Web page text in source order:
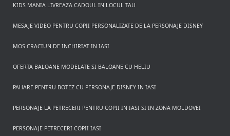
KIDS MANIA LIVREAZA CADOUL IN LOCUL TAU
MESAJE VIDEO PENTRU COPII PERSONALIZATE DE LA PERSONAJE DISNEY
MOS CRACIUN DE INCHIRIAT IN IASI
OFERTA BALOANE MODELATE SI BALOANE CU HELIU
PAHARE PENTRU BOTEZ CU PERSONAJE DISNEY IN IASI
PERSONAJE LA PETRECERI PENTRU COPII IN IASI SI IN ZONA MOLDOVEI
PERSONAJE PETRECERI COPII IASI